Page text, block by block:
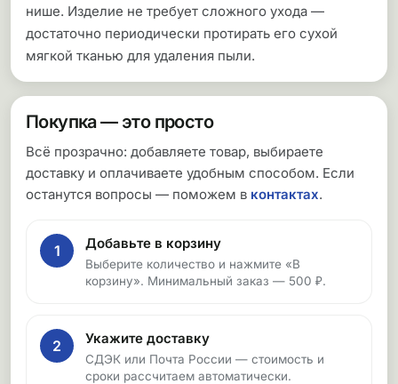
нише. Изделие не требует сложного ухода —
достаточно периодически протирать его сухой
мягкой тканью для удаления пыли.
Покупка — это просто
Всё прозрачно: добавляете товар, выбираете
доставку и оплачиваете удобным способом. Если
останутся вопросы — поможем в контактах.
1 Добавьте в корзину
Выберите количество и нажмите «В
корзину». Минимальный заказ — 500 ₽.
2 Укажите доставку
СДЭК или Почта России — стоимость и
сроки рассчитаем автоматически.